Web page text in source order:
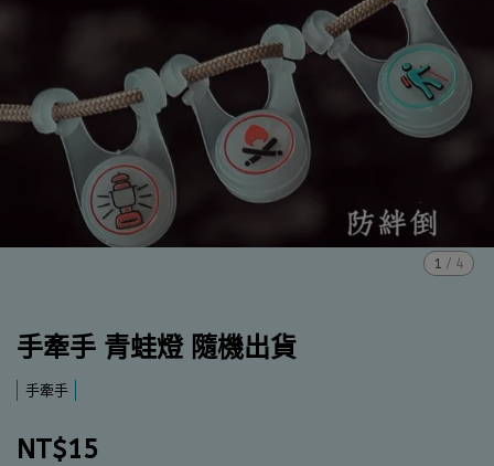
1 / 4
手牽手 青蛙燈 隨機出貨
手牽手
NT$15